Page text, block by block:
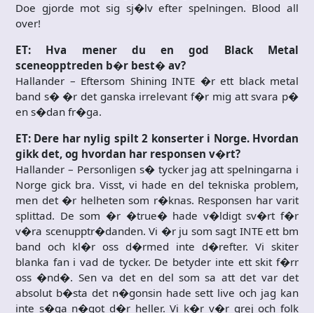
Doe gjorde mot sig sj�lv efter spelningen. Blood all
over!
ET: Hva mener du en god Black Metal
sceneopptreden b�r best� av?
Hallander – Eftersom Shining INTE �r ett black metal
band s� �r det ganska irrelevant f�r mig att svara p�
en s�dan fr�ga.
ET: Dere har nylig spilt 2 konserter i Norge. Hvordan
gikk det, og hvordan har responsen v�rt?
Hallander – Personligen s� tycker jag att spelningarna i
Norge gick bra. Visst, vi hade en del tekniska problem,
men det �r helheten som r�knas. Responsen har varit
splittad. De som �r �true� hade v�ldigt sv�rt f�r
v�ra scenupptr�danden. Vi �r ju som sagt INTE ett bm
band och kl�r oss d�rmed inte d�refter. Vi skiter
blanka fan i vad de tycker. De betyder inte ett skit f�rr
oss �nd�. Sen va det en del som sa att det var det
absolut b�sta det n�gonsin hade sett live och jag kan
inte s�ga n�got d�r heller. Vi k�r v�r grej och folk